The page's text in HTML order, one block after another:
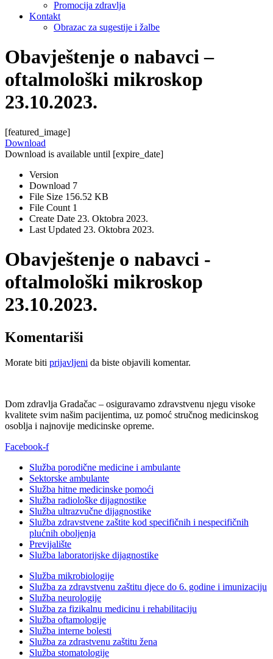
Promocija zdravlja
Kontakt
Obrazac za sugestije i žalbe
Obavještenje o nabavci –
oftalmološki mikroskop
23.10.2023.
[featured_image]
Download
Download is available until [expire_date]
Version
Download 7
File Size 156.52 KB
File Count 1
Create Date 23. Oktobra 2023.
Last Updated 23. Oktobra 2023.
Obavještenje o nabavci -
oftalmološki mikroskop
23.10.2023.
Komentariši
Morate biti prijavljeni da biste objavili komentar.
Dom zdravlja Gradačac – osiguravamo zdravstvenu njegu visoke
kvalitete svim našim pacijentima, uz pomoć stručnog medicinskog
osoblja i najnovije medicinske opreme.
Facebook-f
Služba porodične medicine i ambulante
Sektorske ambulante
Služba hitne medicinske pomoći
Služba radiološke dijagnostike
Služba ultrazvučne dijagnostike
Služba zdravstvene zaštite kod specifičnih i nespecifičnih
plućnih oboljenja
Previjalište
Služba laboratorijske dijagnostike
Služba mikrobiologije
Služba za zdravstvenu zaštitu djece do 6. godine i imunizaciju
Služba neurologije
Služba za fizikalnu medicinu i rehabilitaciju
Služba oftamologije
Služba interne bolesti
Služba za zdrastvenu zaštitu žena
Služba stomatologije